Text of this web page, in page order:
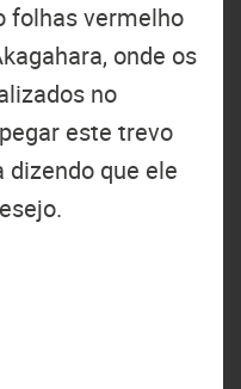
folhas vermelho
onde os
no
este trevo
que ele